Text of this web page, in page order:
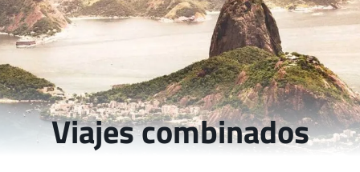
Viajes combinados